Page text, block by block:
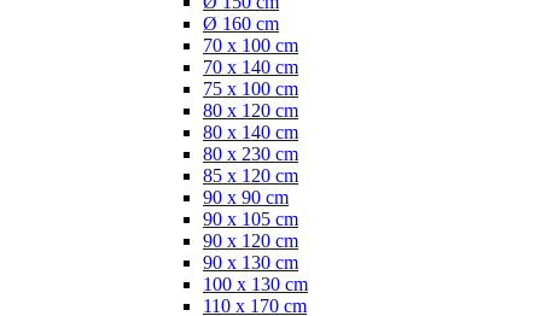
Ø 160 cm
70 x 100 cm
70 x 140 cm
75 x 100 cm
80 x 120 cm
80 x 140 cm
80 x 230 cm
85 x 120 cm
90 x 90 cm
90 x 105 cm
90 x 120 cm
90 x 130 cm
100 x 130 cm
110 x 170 cm